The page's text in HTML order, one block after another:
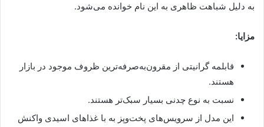
به دلیل شباهت ظاهری به این نام خوانده می‌شود.
مزایا:
قابلمه گرانیتی از مقرون‌به‌صرفه‌ترین ظروف موجود در بازار
هستند.
نسبت به نوع چدنی بسیار سبک‌تر هستند.
این مدل از سرویس‌های پخت‌وپز به با غذاهای اسیدی واکنش